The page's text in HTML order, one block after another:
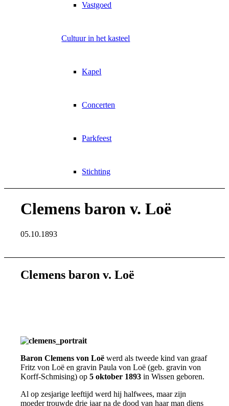
Vastgoed
Cultuur in het kasteel
Kapel
Concerten
Parkfeest
Stichting
Clemens baron v. Loë
05.10.1893
Clemens baron v. Loë
Baron Clemens von Loë werd als tweede kind van graaf
Fritz von Loë en gravin Paula von Loë (geb. gravin von
Korff-Schmising) op 5 oktober 1893 in Wissen geboren.
Al op zesjarige leeftijd werd hij halfwees, maar zijn
moeder trouwde drie jaar na de dood van haar man diens